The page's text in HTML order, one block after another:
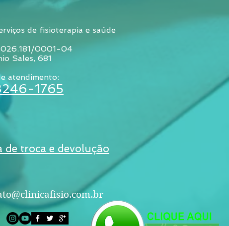
de fisioterapia e saúde
0001-04
Sales, 681
atendimento:
1765
de troca e devolução